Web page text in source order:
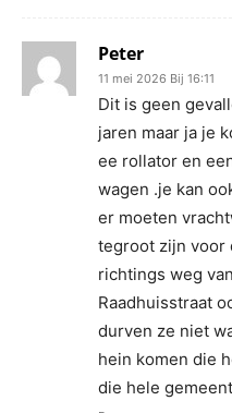
Peter
11 mei 2026 Bij 16:11
Dit is geen
jaren maar ja je
ee rollator en
wagen .je kan
er moeten
tegroot zijn voor
richtings weg
Raadhuisstraat
durven ze niet
hein komen die
die hele